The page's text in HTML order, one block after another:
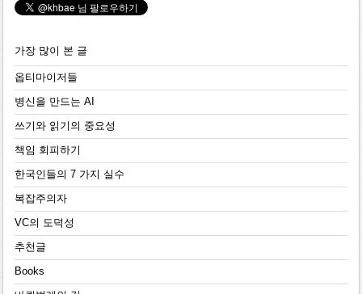
가장 많이 본 글
옵티마이저들
병신을 만드는 AI
쓰기와 읽기의 중요성
책임 회피하기
한국인들의 7 가지 실수
복잡주의자
VC의 도덕성
추천글
Books